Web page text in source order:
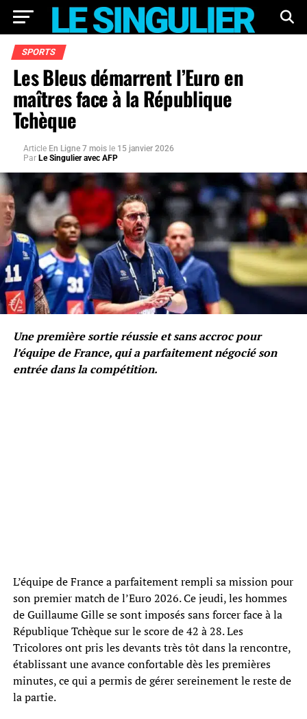
SPORTS
Les Bleus démarrent l’Euro en
maîtres face à la République
Tchèque
Article En Ligne 7 mois le 15 janvier 2026
Par Le Singulier avec AFP
Une première sortie réussie et sans accroc pour
l’équipe de France, qui a parfaitement négocié son
entrée dans la compétition.
L’équipe de France a parfaitement rempli sa mission pour
son premier match de l’Euro 2026. Ce jeudi, les hommes
de Guillaume Gille se sont imposés sans forcer face à la
République Tchèque sur le score de 42 à 28. Les
Tricolores ont pris les devants très tôt dans la rencontre,
établissant une avance confortable dès les premières
minutes, ce qui a permis de gérer sereinement le reste de
la partie.